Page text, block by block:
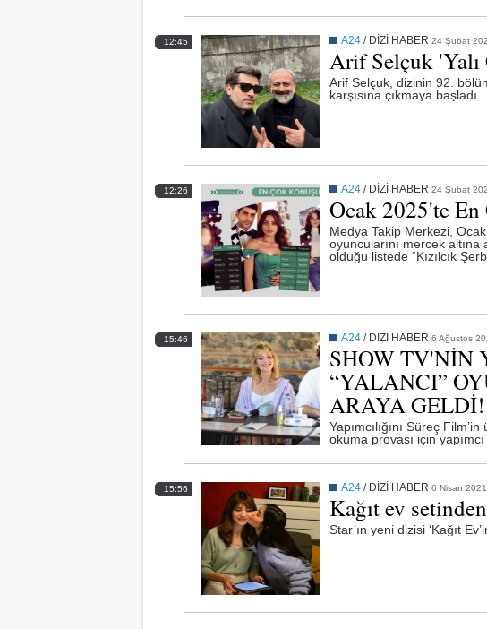
A24/ DİZİ HABER 24 Şubat
Arif Selçuk 'Yalı
Arif Selçuk, dizinin 92.
karşısına çıkmaya başladı.
12:45
A24/ DİZİ HABER 24 Şubat
Ocak 2025'te
Medya Takip Merkezi,
oyuncularını mercek altına
olduğu listede “Kızılcık
12:26
A24/ DİZİ HABER 6 Ağustos
SHOW TV'NİN
“YALANCI”
ARAYA GELDİ!
Yapımcılığını Süreç
okuma provası için
15:46
A24/ DİZİ HABER 6 Nisan
Kağıt ev
Star’ın yeni dizisi ‘Kağıt
15:56